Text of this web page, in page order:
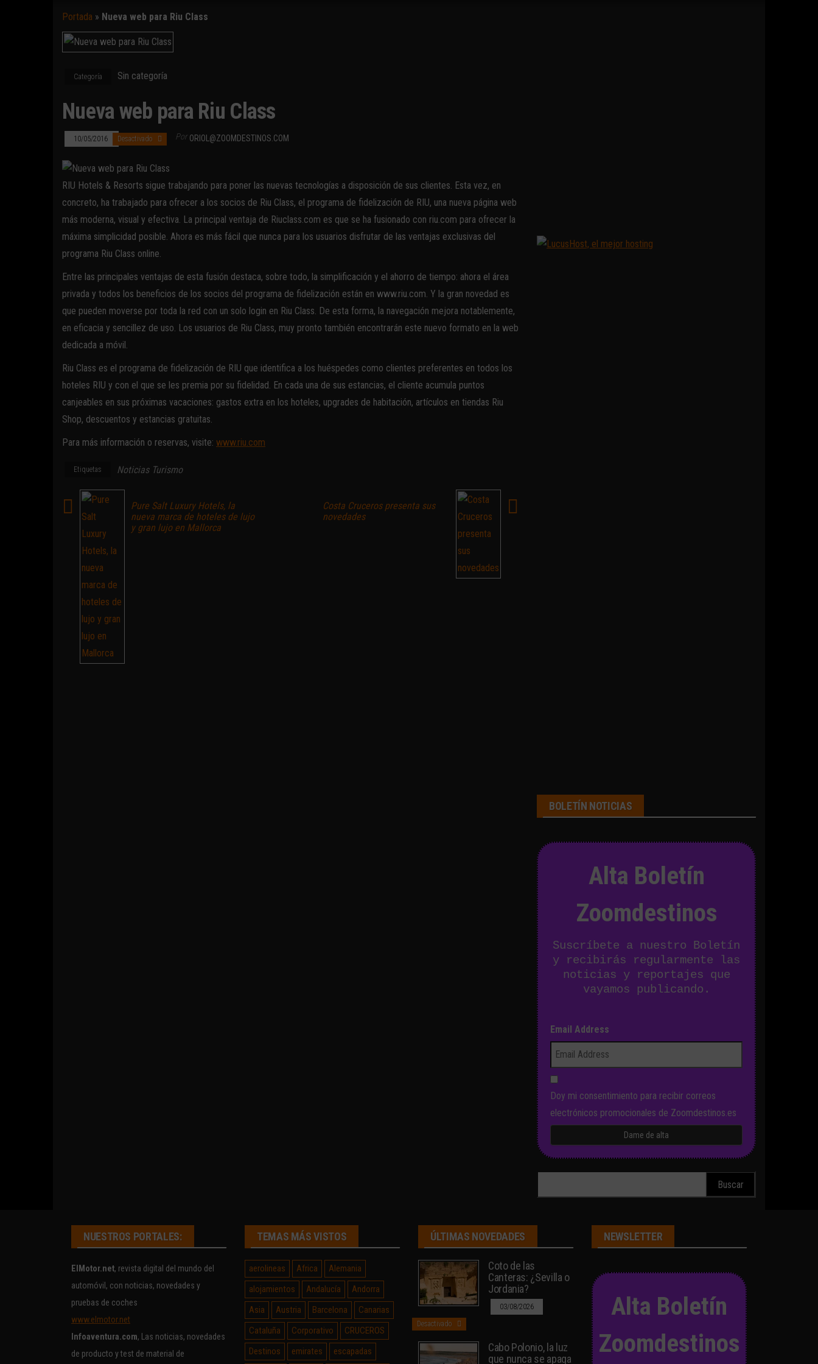
Portada » Nueva web para Riu Class
Categoría Sin categoría
Nueva web para Riu Class
10/05/2016 Desactivado Por ORIOL@ZOOMDESTINOS.COM
RIU Hotels & Resorts sigue trabajando para poner las nuevas tecnologías a disposición de sus clientes. Esta vez, en
concreto, ha trabajado para ofrecer a los socios de Riu Class, el programa de fidelización de RIU, una nueva página web
más moderna, visual y efectiva. La principal ventaja de Riuclass.com es que se ha fusionado con riu.com para ofrecer la
máxima simplicidad posible. Ahora es más fácil que nunca para los usuarios disfrutar de las ventajas exclusivas del
programa Riu Class online.
Entre las principales ventajas de esta fusión destaca, sobre todo, la simplificación y el ahorro de tiempo: ahora el área
privada y todos los beneficios de los socios del programa de fidelización están en www.riu.com. Y la gran novedad es
que pueden moverse por toda la red con un solo login en Riu Class. De esta forma, la navegación mejora notablemente,
en eficacia y sencillez de uso. Los usuarios de Riu Class, muy pronto también encontrarán este nuevo formato en la web
dedicada a móvil.
Riu Class es el programa de fidelización de RIU que identifica a los huéspedes como clientes preferentes en todos los
hoteles RIU y con el que se les premia por su fidelidad. En cada una de sus estancias, el cliente acumula puntos
canjeables en sus próximas vacaciones: gastos extra en los hoteles, upgrades de habitación, artículos en tiendas Riu
Shop, descuentos y estancias gratuitas.
Para más información o reservas, visite: www.riu.com
Etiquetas Noticias Turismo
Pure Salt Luxury Hotels, la
nueva marca de hoteles de lujo
y gran lujo en Mallorca
Costa Cruceros presenta sus
novedades
BOLETÍN NOTICIAS
Alta Boletín
Zoomdestinos
Suscríbete a nuestro Boletín
y recibirás regularmente las
noticias y reportajes que
vayamos publicando.
Email Address
Doy mi consentimiento para recibir correos
electrónicos promocionales de Zoomdestinos.es
NUESTROS PORTALES:
ElMotor.net, revista digital del mundo del
automóvil, con noticias, novedades y
pruebas de coches
www.elmotor.net
Infoaventura.com, Las noticias, novedades
de producto y test de material de
TEMAS MÁS VISTOS
aerolineas Africa
Alemania
alojamientos
Andalucía
Andorra
Asia
Austria Barcelona
Canarias
Cataluña
Corporativo
CRUCEROS
Destinos
emirates
escapadas
ÚLTIMAS NOVEDADES
Coto de las
Canteras: ¿Sevilla o
Jordania?
03/08/2026
Desactivado
Cabo Polonio, la luz
que nunca se apaga
NEWSLETTER
Alta Boletín
Zoomdestinos